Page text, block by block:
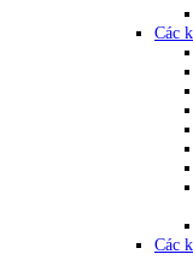
Các
Các